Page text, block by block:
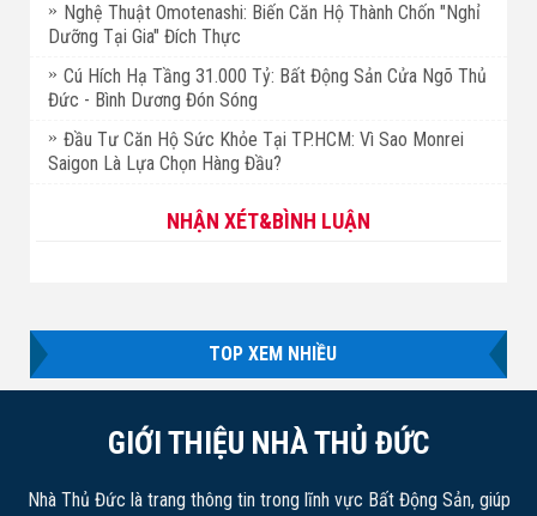
Nghệ Thuật Omotenashi: Biến Căn Hộ Thành Chốn "Nghỉ
Dưỡng Tại Gia" Đích Thực
Cú Hích Hạ Tầng 31.000 Tỷ: Bất Động Sản Cửa Ngõ Thủ
Đức - Bình Dương Đón Sóng
Đầu Tư Căn Hộ Sức Khỏe Tại TP.HCM: Vì Sao Monrei
Saigon Là Lựa Chọn Hàng Đầu?
NHẬN XÉT&BÌNH LUẬN
TOP XEM NHIỀU
GIỚI THIỆU NHÀ THỦ ĐỨC
Nhà Thủ Đức là trang thông tin trong lĩnh vực Bất Động Sản, giúp